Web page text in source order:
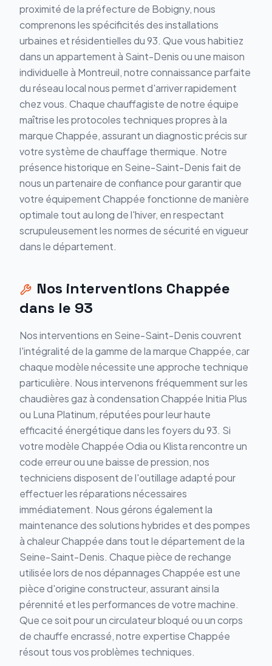
proximité de la préfecture de Bobigny, nous
comprenons les spécificités des installations
urbaines et résidentielles du 93. Que vous habitiez
dans un appartement à Saint-Denis ou une maison
individuelle à Montreuil, notre connaissance parfaite
du réseau local nous permet d'arriver rapidement
chez vous. Chaque chauffagiste de notre équipe
maîtrise les protocoles techniques propres à la
marque Chappée, assurant un diagnostic précis sur
votre système de chauffage thermique. Notre
présence historique en Seine-Saint-Denis fait de
nous un partenaire de confiance pour garantir que
votre équipement Chappée fonctionne de manière
optimale tout au long de l'hiver, en respectant
scrupuleusement les normes de sécurité en vigueur
dans le département.
Nos interventions Chappée
dans le 93
Nos interventions en Seine-Saint-Denis couvrent
l'intégralité de la gamme de la marque Chappée, car
chaque modèle nécessite une approche technique
particulière. Nous intervenons fréquemment sur les
chaudières gaz à condensation Chappée Initia Plus
ou Luna Platinum, réputées pour leur haute
efficacité énergétique dans les foyers du 93. Si
votre modèle Chappée Odia ou Klista rencontre un
code erreur ou une baisse de pression, nos
techniciens disposent de l'outillage adapté pour
effectuer les réparations nécessaires
immédiatement. Nous gérons également la
maintenance des solutions hybrides et des pompes
à chaleur Chappée dans tout le département de la
Seine-Saint-Denis. Chaque pièce de rechange
utilisée lors de nos dépannages Chappée est une
pièce d'origine constructeur, assurant ainsi la
pérennité et les performances de votre machine.
Que ce soit pour un circulateur bloqué ou un corps
de chauffe encrassé, notre expertise Chappée
résout tous vos problèmes techniques.